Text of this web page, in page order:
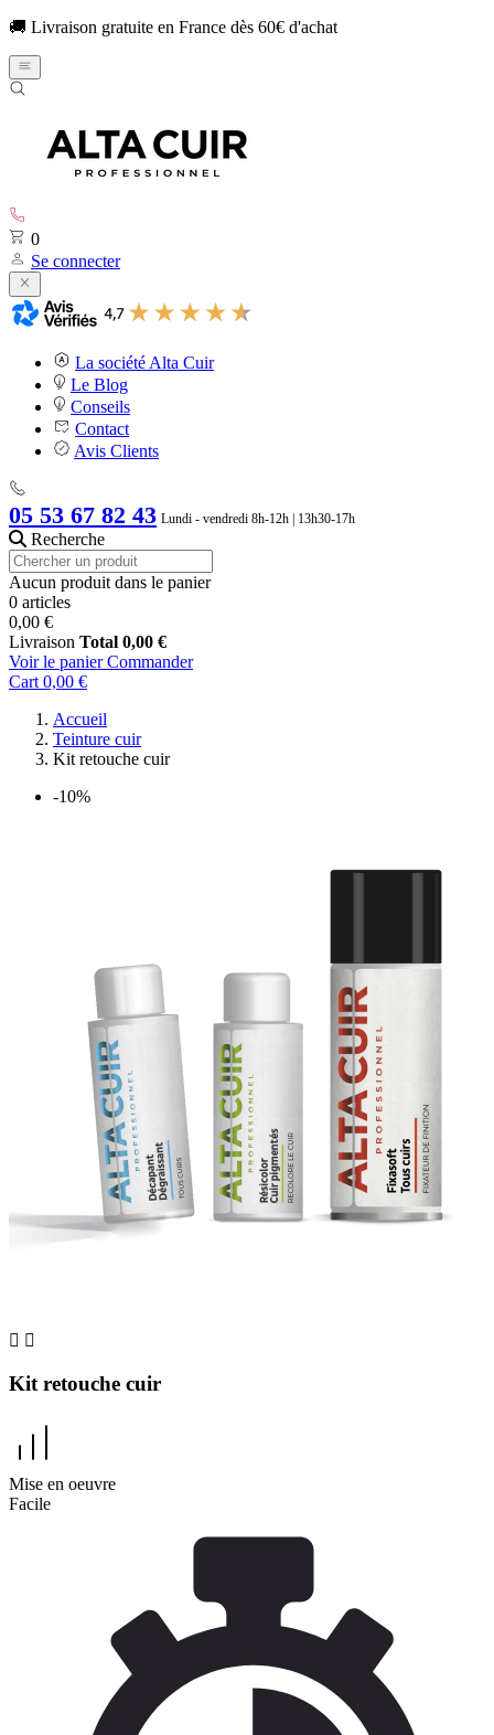
🚚 Livraison gratuite en France dès 60€ d'achat
0
Se connecter
La société Alta Cuir
Le Blog
Conseils
Contact
Avis Clients
05 53 67 82 43 Lundi - vendredi 8h-12h | 13h30-17h
Recherche
Aucun produit dans le panier
0 articles
0,00 €
Livraison Total 0,00 €
Voir le panier Commander
Cart 0,00 €
Accueil
Teinture cuir
Kit retouche cuir
-10%
 
Kit retouche cuir
Mise en oeuvre
Facile